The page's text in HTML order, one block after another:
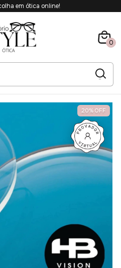
em ótica online!
0
20% OFF